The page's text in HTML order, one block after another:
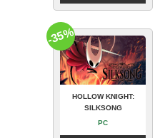
HOLLOW KNIGHT:
SILKSONG
PC
-35%